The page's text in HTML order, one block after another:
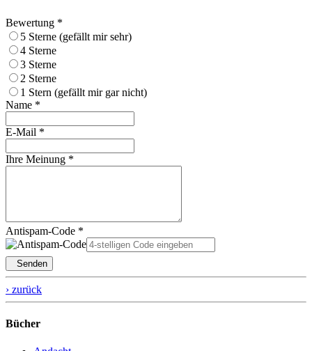
Bewertung *
5 Sterne (gefällt mir sehr)
4 Sterne
3 Sterne
2 Sterne
1 Stern (gefällt mir gar nicht)
Name *
E-Mail *
Ihre Meinung *
Antispam-Code *
Senden
› zurück
Bücher